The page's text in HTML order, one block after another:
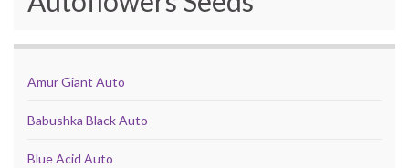
Amur Giant Auto
Babushka Black Auto
Blue Acid Auto